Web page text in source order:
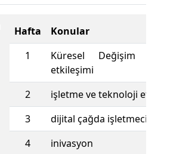
Hafta
Konular
1
Küresel Değişim ve
etkileşimi
2
işletme ve teknoloji
3
dijital çağda işletmecilik
4
inivasyon